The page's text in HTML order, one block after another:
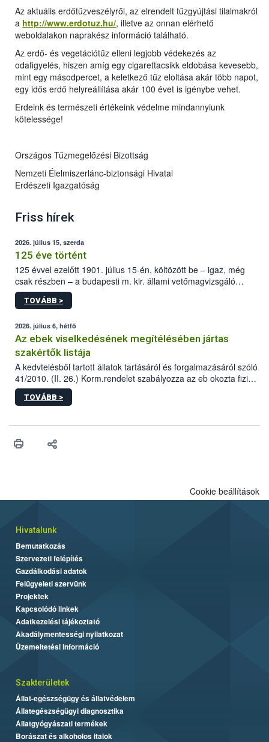
Az aktuális erdőtűzveszélyről, az elrendelt tűzgyújtási tilalmakról
a http://www.erdotuz.hu/, illetve az onnan elérhető
weboldalakon naprakész információ található.
Az erdő- és vegetációtűz elleni legjobb védekezés az
odafigyelés, hiszen amíg egy cigarettacsikk eldobása kevesebb,
mint egy másodpercet, a keletkező tűz eloltása akár több napot,
egy idős erdő helyreállítása akár 100 évet is igénybe vehet.
Erdeink és természeti értékeink védelme mindannyiunk
kötelessége!
Országos Tűzmegelőzési Bizottság
Nemzeti Élelmiszerlánc-biztonsági Hivatal
Erdészeti Igazgatóság
Friss hírek
2026. július 15, szerda
125 éve történt
125 évvel ezelőtt 1901. július 15-én, költözött be – igaz, még
csak részben – a budapesti m. kir. állami vetőmagvizsgáló
állomás a Kis Rókus utca 15. szám alatti, Czigler Győző által
tervezett új épületébe.
TOVÁBB >
2026. július 6, hétfő
Az ebek viselkedésének megítélésében jártas
szakértők listája
A kedvtelésből tartott állatok tartásáról és forgalmazásáról szóló
41/2010. (II. 26.) Korm.rendelet szabályozza az eb okozta fizikai
sérülés, illetve ennek veszélye keletkezésekor felmerülő
hatósági feladatokat, valamint a veszélyes eb tartását és annak
vonni az ebek viselkedésének megítélésében jártas szakértőt.
TOVÁBB >
Cookie beállítások
Hivatalunk
Bemutatkozás
Szervezeti felépítés
Gazdálkodási adatok
Felügyeleti szervünk
Projektek
Kapcsolódó linkek
Adatkezelési tájékoztató
Akadálymentességi nyilatkozat
Üzemeltetési információ
Szakterületek
Állat-egészségügy és állatvédelem
Állategészségügyi diagnosztika
Állatgyógyászati termékek
Borászat és alkoholos italok